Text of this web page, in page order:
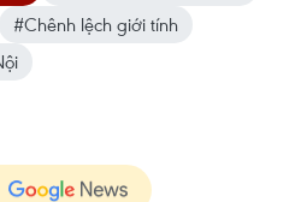
#Chênh lệch giới tính